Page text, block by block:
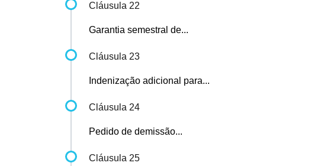
Cláusula 22
Garantia semestral de...
Cláusula 23
Indenização adicional para...
Cláusula 24
Pedido de demissão...
Cláusula 25